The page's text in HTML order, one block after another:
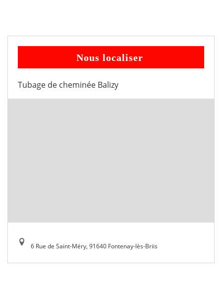
Nous localiser
Tubage de cheminée Balizy
6 Rue de Saint-Méry, 91640 Fontenay-lès-Briis